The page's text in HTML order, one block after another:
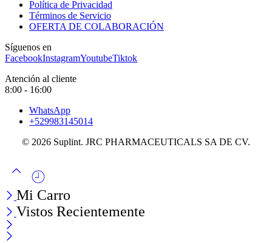
Política de Privacidad
Términos de Servicio
OFERTA DE COLABORACIÓN
Síguenos en
FacebookInstagramYoutubeTiktok
Atención al cliente
8:00 - 16:00
WhatsApp
+529983145014
© 2026 Suplint. JRC PHARMACEUTICALS SA DE CV.
Mi Carro
Vistos Recientemente